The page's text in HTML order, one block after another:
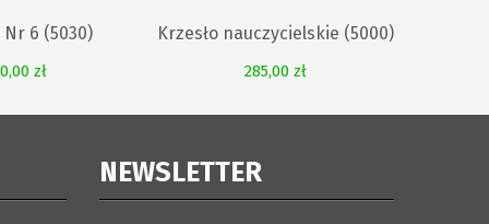
Nr 6 (5030)
zł
Krzesło nauczycielskie (5000)
285,00 zł
NEWSLETTER